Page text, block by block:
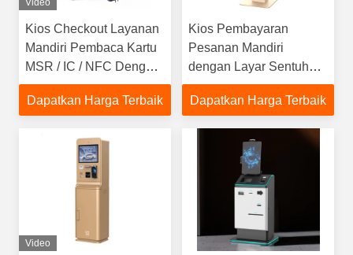
Video
Kios Checkout Layanan
Mandiri Pembaca Kartu
MSR / IC / NFC Dengan
Berbagai Fungsi
Dapatkan Harga Terbaik
Kios Pembayaran
Pesanan Mandiri
dengan Layar Sentuh
23,8 Inci dan
Pembayaran Kartu untuk
Dapatkan Harga Terbaik
Video